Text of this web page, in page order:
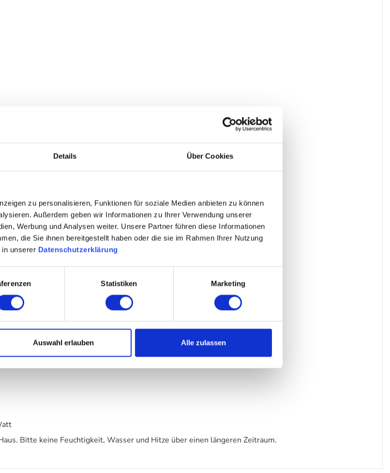
Details Über Cookies
zu personalisieren, Funktionen für soziale Medien anbieten zu können
Außerdem geben wir Informationen zu Ihrer Verwendung unserer
Werbung und Analysen weiter. Unsere Partner führen diese Informationen
die Sie ihnen bereitgestellt haben oder die sie im Rahmen Ihrer Nutzung
unserer Datenschutzerklärung
Statistiken Marketing
Auswahl erlauben Alle zulassen
Bitte keine Feuchtigkeit, Wasser und Hitze über einen längeren Zeitraum.